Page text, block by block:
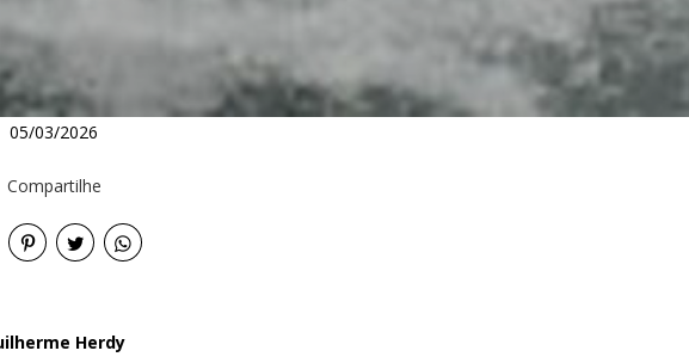
05/03/2026
Compartilhe
Herdy